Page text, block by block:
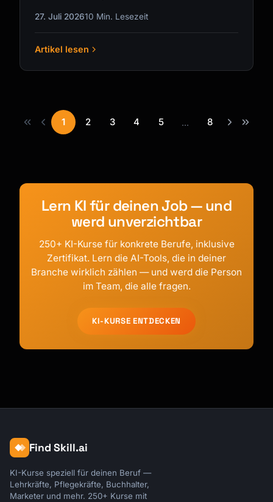
27. Juli 202610 Min. Lesezeit
Artikel lesen
1 2 3 4 5 ... 8
Lern KI für deinen Job — und
werd unverzichtbar
250+ KI-Kurse für konkrete Berufe, inklusive
Zertifikat. Lern die AI-Tools, die in deiner
Branche wirklich zählen — und werd die Person
im Team, die alle fragen.
KI-KURSE ENTDECKEN
Find Skill.ai
KI-Kurse speziell für deinen Beruf —
Lehrkräfte, Pflegekräfte, Buchhalter,
Marketer und mehr. 250+ Kurse mit